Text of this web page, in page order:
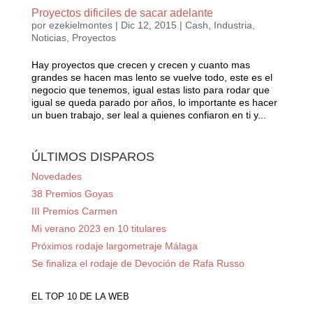
Proyectos dificiles de sacar adelante
por ezekielmontes| Dic 12, 2015 | Cash Industria
Noticias, Proyectos
Hay proyectos que crecen y crecen y cuanto mas
grandes se hacen mas lento se vuelve todo, este es el
negocio que tenemos, igual estas listo para rodar que
igual se queda parado por años, lo importante es hacer
un buen trabajo, ser leal a quienes confiaron en ti y...
ÚLTIMOS DISPAROS
Novedades
38 Premios Goyas
III Premios Carmen
Mi verano 2023 en 10 titulares
Próximos rodaje largometraje Málaga
Se finaliza el rodaje de Devoción de Rafa Russo
EL TOP 10 DE LA WEB